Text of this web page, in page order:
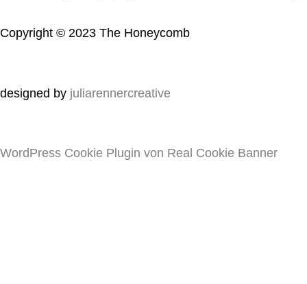
Copyright © 2023 The Honeycomb
designed by juliarennercreative
WordPress Cookie Plugin von Real Cookie Banner